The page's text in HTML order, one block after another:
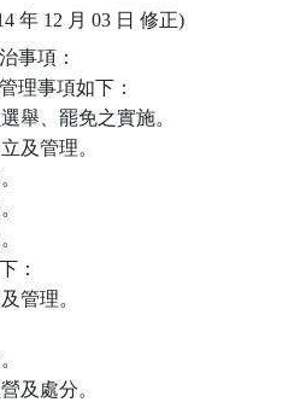
年 12 月 03 日 修正)
事項：
理事項如下：
舉、罷免之實施。
及管理。
：
管理。
及處分。